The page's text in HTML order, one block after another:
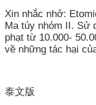
資
料
開
告
Xin nhắc nhở:
Ma túy nhóm II. Sử
phạt từ 10.000-
về những tác hại
泰文版